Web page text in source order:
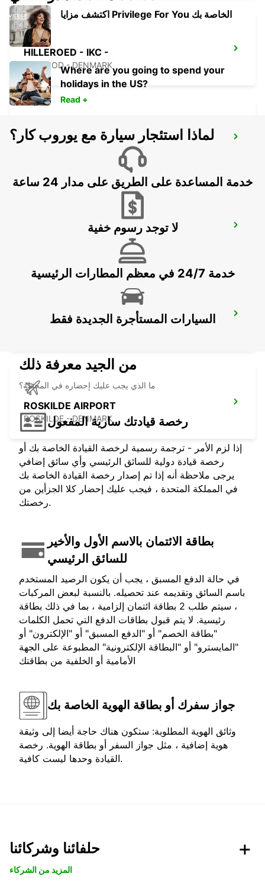
HILLEROED - IKC -
HILLEROD - DENMARK
LANDSKRONA
LANDSKRONA - SWEDEN
ROSKILDE - IKC -
HELSINGOER - IKC -
ROSKILDE AIRPORT
ROSKILDE - DENMARK
اكتشف مزايا Privilege For You الخاصة بك
Where are you going to spend your
holidays in the US?
Read +
لماذا استئجار سيارة مع يوروب كار؟
خدمة المساعدة على الطريق على مدار 24 ساعة
لا توجد رسوم خفية
خدمة 24/7 في معظم المطارات الرئيسية
السيارات المستأجرة الجديدة فقط
من الجيد معرفة ذلك
ما الذي يجب عليك إحضاره في المحطة؟
رخصة قيادتك سارية المفعول
إذا لزم الأمر - ترجمة رسمية لرخصة القيادة الخاصة بك أو
رخصة قيادة دولية للسائق الرئيسي وأي سائق إضافي
يرجى ملاحظة أنه إذا تم إصدار رخصة القيادة الخاصة بك
في المملكة المتحدة ، فيجب عليك إحضار كلا الجزأين من
رخصتك.
بطاقة الائتمان بالاسم الأول والأخير
للسائق الرئيسي
في حالة الدفع المسبق ، يجب أن يكون الرصيد المستخدم
باسم السائق وتقديمه عند تحصيله. بالنسبة لبعض المركبات
، سيتم طلب 2 بطاقة ائتمان إلزامية ، بما في ذلك بطاقة
رئيسية. لا يتم قبول بطاقات الدفع التي تحمل الكلمات
"بطاقة الخصم" أو "الدفع المسبق" أو "الإلكترون" أو
"المايسترو" أو "البطاقة الإلكترونية" المطبوعة على الجهة
الأمامية أو الخلفية من بطاقتك
جواز سفرك أو بطاقة الهوية الخاصة بك
وثائق الهوية المطلوبة: ستكون هناك حاجة أيضا إلى وثيقة
هوية إضافية ، مثل جواز السفر أو بطاقة الهوية. رخصة
القيادة وحدها ليست كافية.
حلفائنا وشركائنا
المزيد من الشركاء